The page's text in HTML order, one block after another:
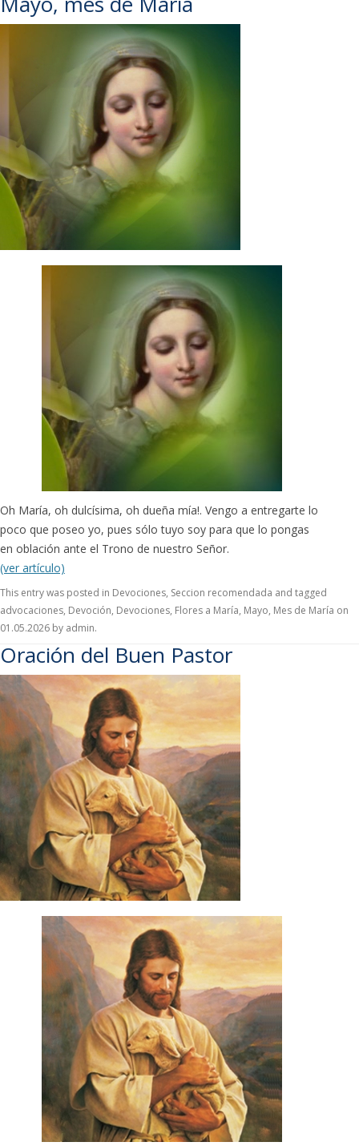
Oh María, oh dulcísima, oh dueña mía!. Vengo a entregarte lo
poco que poseo yo, pues sólo tuyo soy para que lo pongas
en oblación ante el Trono de nuestro Señor.
(ver artículo)
This entry was posted in Devociones, Seccion recomendada and tagged
advocaciones, Devoción, Devociones, Flores a María, Mayo, Mes de María on
01.05.2026 by admin.
Oración del Buen Pastor